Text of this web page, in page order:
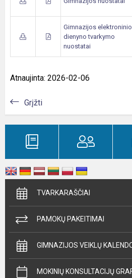
Gimnazijos elektroninio
dienyno tvarkymo
nuostatai
Atnaujinta: 2026-02-06
Grįžti
TVARKARAŠČIAI
PAMOKŲ PAKEITIMAI
GIMNAZIJOS VEIKLŲ
MOKINIŲ KONSULTACIJŲ